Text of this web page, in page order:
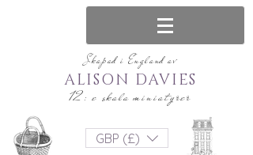
Skapad i England av
12: e skala miniatyrer
ALISON DAVIES
GBP (£)